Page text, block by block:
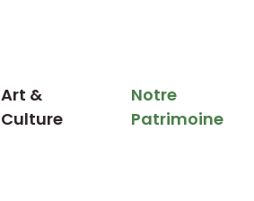
Art &
Culture
Notre
Patrimoine